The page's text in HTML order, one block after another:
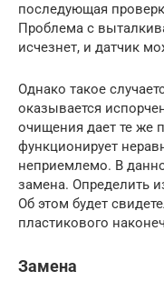
последующая
Проблема с
исчезнет, и датчик
Однако такое
оказывается
очищения дает те же
функционирует
неприемлемо. В
замена. Определить
Об этом будет
пластикового
Замена